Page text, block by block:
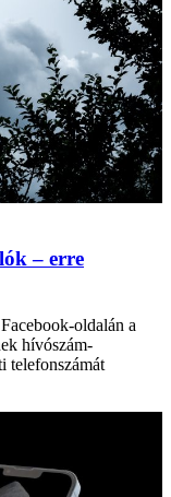
– erre
oldalán a
hívószám-
telefonszámát